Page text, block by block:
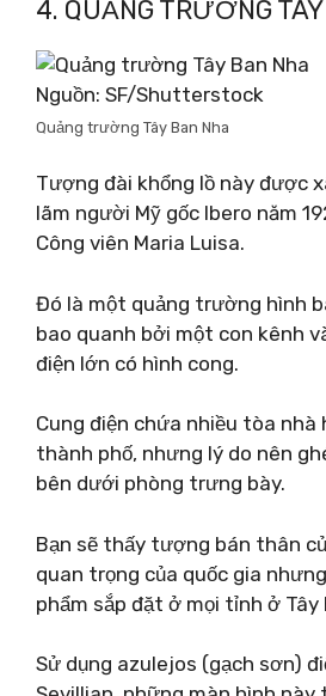
4. QUẢNG TRƯỜNG
Nguồn: SF/Shutterstock
Quảng trường Tây Ban Nha
Tượng đài khổng lồ này được
lãm người Mỹ gốc Ibero năm
Công viên Maria Luisa.
Đó là một quảng trường hình
bao quanh bởi một con kênh
điện lớn có hình cong.
Cung điện chứa nhiều tòa nhà
thành phố, nhưng lý do nên
bên dưới phòng trưng bày.
Bạn sẽ thấy tượng bán thân
quan trọng của quốc gia
phẩm sắp đặt ở mọi tỉnh ở Tây
Sử dụng azulejos (gạch sơn)